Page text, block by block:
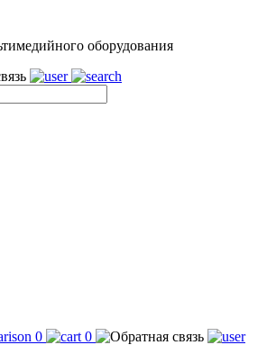
оборудования
0 0